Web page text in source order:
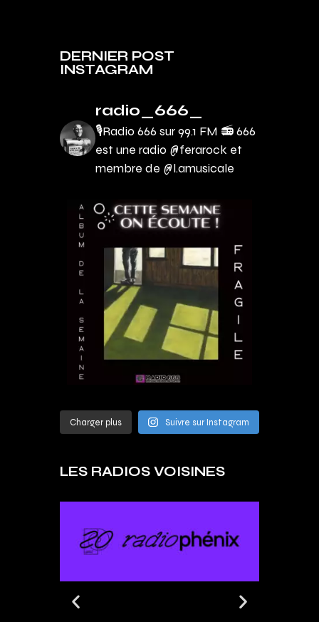
DERNIER POST
INSTAGRAM
radio_666_
🎙Radio 666 sur 99.1 FM 📻666
est une radio @ferarock et
membre de @l.amusicale
Charger plus Suivre sur Instagram
LES RADIOS VOISINES